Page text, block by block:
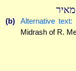
(b) Alternative text:
Midrash of R.